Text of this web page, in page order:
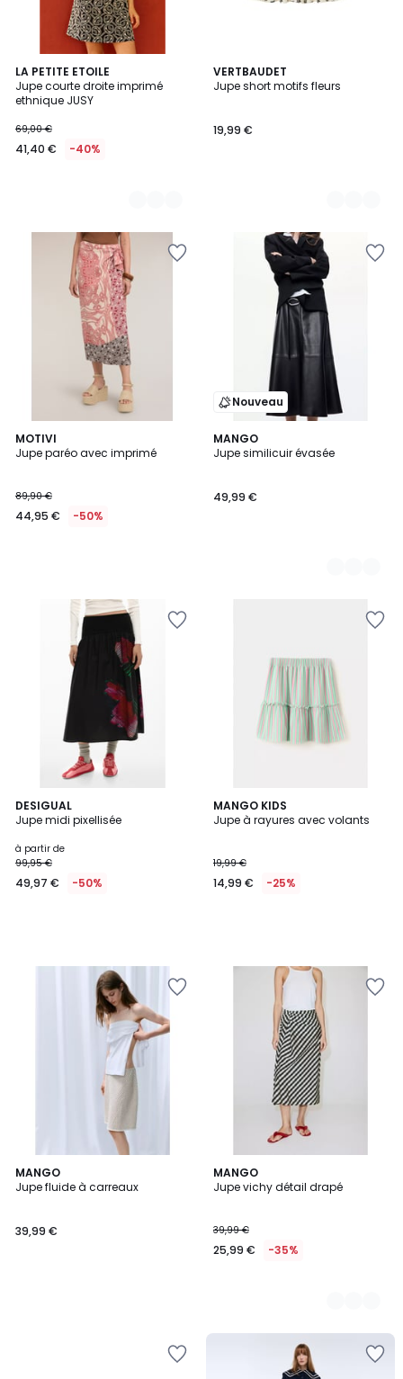
LA PETITE ETOILE
Jupe courte droite imprimé
ethnique JUSY
69,00 €
41,40 € -40%
2
Couleurs
VERTBAUDET
Jupe short motifs fleurs
19,99 €
2
Couleurs
MOTIVI
Jupe paréo avec imprimé
89,90 €
44,95 € -50%
Nouveau
MANGO
Jupe similicuir évasée
49,99 €
2
Couleurs
DESIGUAL
Jupe midi pixellisée
à partir de
99,95 €
49,97 € -50%
MANGO KIDS
Jupe à rayures avec volants
19,99 €
14,99 € -25%
MANGO
Jupe fluide à carreaux
39,99 €
MANGO
Jupe vichy détail drapé
39,99 €
25,99 € -35%
2
Couleurs